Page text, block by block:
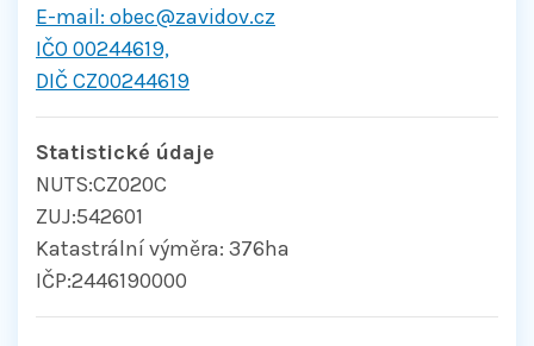
E-mail: obec@zavidov.cz
IČO 00244619,
DIČ CZ00244619
Statistické údaje
NUTS:CZ020C
ZUJ:542601
Katastrální výměra: 376ha
IČP:2446190000